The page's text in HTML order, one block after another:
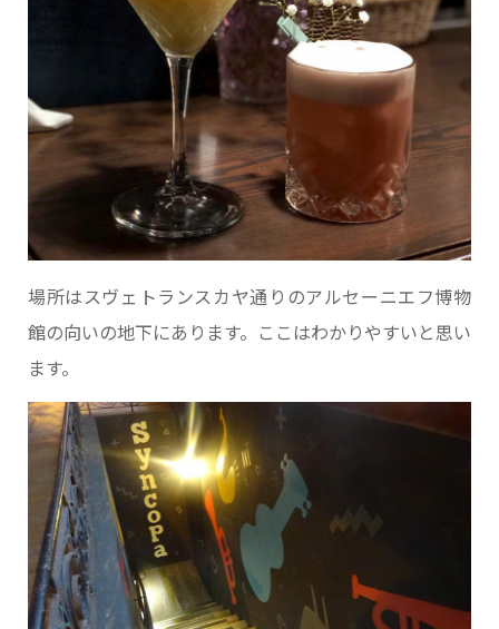
場所はスヴェトランスカヤ通りのアルセーニエフ博物
館の向いの地下にあります。ここはわかりやすいと思い
ます。